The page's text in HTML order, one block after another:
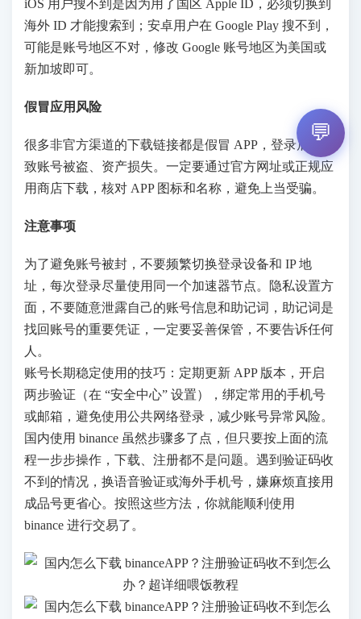
iOS 用户搜不到是因为用了国区 Apple ID，必须切换到
海外 ID 才能搜索到；安卓用户在 Google Play 搜不到，
可能是账号地区不对，修改 Google 账号地区为美国或
新加坡即可。
假冒应用风险
很多非官方渠道的下载链接都是假冒 APP，登录后会导
致账号被盗、资产损失。一定要通过官方网址或正规应
用商店下载，核对 APP 图标和名称，避免上当受骗。
注意事项
为了避免账号被封，不要频繁切换登录设备和 IP 地
址，每次登录尽量使用同一个加速器节点。隐私设置方
面，不要随意泄露自己的账号信息和助记词，助记词是
找回账号的重要凭证，一定要妥善保管，不要告诉任何
人。
账号长期稳定使用的技巧：定期更新 APP 版本，开启
两步验证（在 “安全中心” 设置），绑定常用的手机号
或邮箱，避免使用公共网络登录，减少账号异常风险。
国内使用 binance 虽然步骤多了点，但只要按上面的流
程一步步操作，下载、注册都不是问题。遇到验证码收
不到的情况，换语音验证或海外手机号，嫌麻烦直接用
成品号更省心。按照这些方法，你就能顺利使用
binance 进行交易了。
💬